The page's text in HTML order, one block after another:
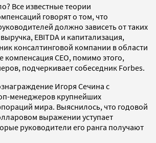
Все известные теории
говорят о том, что
должно зависеть от таких
EBITDA и капитализация,
консалтинговой компании в области
компенсация СЕО, помимо этого,
подчеркивает собеседник Forbes.
Игоря Сечина с
менеджеров крупнейших
мира. Выяснилось, что годовой
выражении уступает
руководители его ранга получают